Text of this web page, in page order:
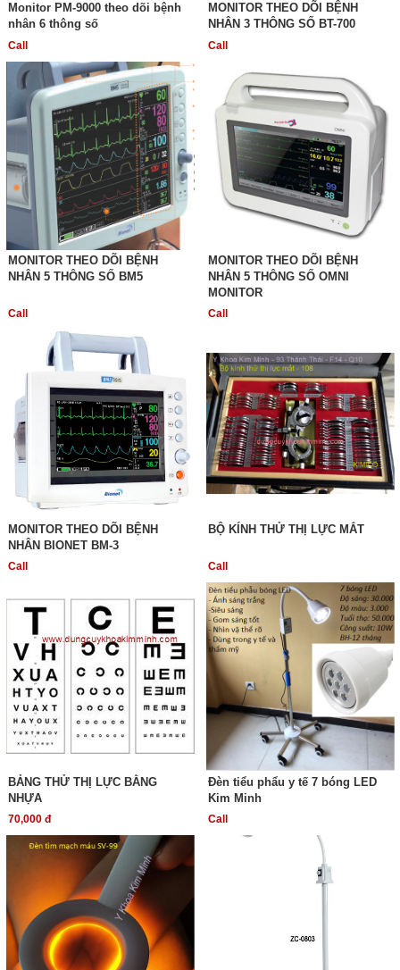
Monitor PM-9000 theo dõi bệnh
nhân 6 thông số
Call
MONITOR THEO DÕI BỆNH
NHÂN 3 THÔNG SỐ BT-700
Call
MONITOR THEO DÕI BỆNH
NHÂN 5 THÔNG SỐ BM5
Call
MONITOR THEO DÕI BỆNH
NHÂN 5 THÔNG SỐ OMNI
MONITOR
Call
MONITOR THEO DÕI BỆNH
NHÂN BIONET BM-3
Call
BỘ KÍNH THỬ THỊ LỰC MẮT
Call
BẢNG THỬ THỊ LỰC BẰNG
NHỰA
70,000 đ
Đèn tiểu phẩu y tế 7 bóng LED
Kim Minh
Call